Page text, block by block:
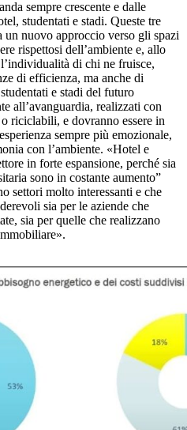
sempre crescente e dalle
studentati e stadi. Queste tre
un nuovo approccio verso gli spazi
rispettosi dell’ambiente e, allo
di chi ne fruisce,
di efficienza, ma anche di
e stadi del futuro
all’avanguardia, realizzati con
riciclabili, e dovranno essere in
sempre più emozionale,
con l’ambiente. «Hotel e
in forte espansione, perché sia
sono in costante aumento”
settori molto interessanti e che
sia per le aziende che
sia per quelle che realizzano